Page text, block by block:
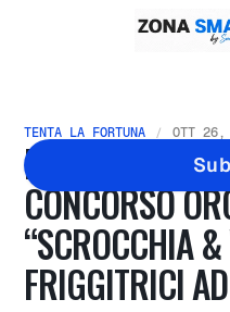
TENTA LA FORTUNA OTT 26,
PARTECIPA AL
CONCORSO
“SCROCCHIA
FRIGGITRICI